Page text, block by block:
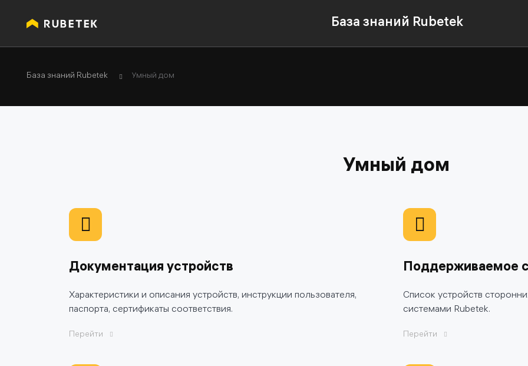
База знаний Rubetek
База знаний Rubetek Умный дом
Умный дом
Документация устройств
Характеристики и описания устройств, инструкции пользователя,
паспорта, сертификаты соответствия.
Перейти
Поддерживаемое
Список устройств
системами Rubetek.
Перейти